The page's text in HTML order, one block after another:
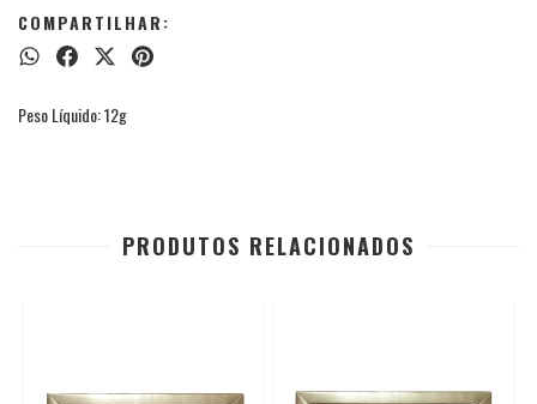
COMPARTILHAR:
Peso Líquido: 12g
PRODUTOS RELACIONADOS